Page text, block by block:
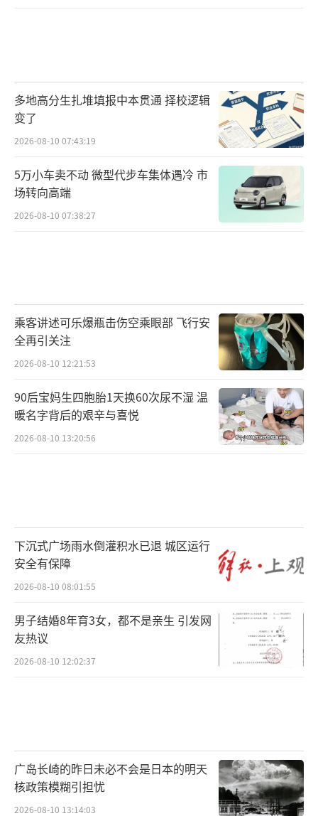
多地高分生扎堆填报中本贯通 择校逻辑
变了
2026-08-10 07:43:19
5万小车卖不动 微型代步车集体遇冷 市
场转向高端
2026-08-10 07:38:27
乘客讲述可乐爆瓶击伤空乘眼部 飞行安
全再引关注
2026-08-10 12:21:53
90后宝妈生四胞胎1天换60次尿不湿 温
暖名字背后的艰辛与喜悦
2026-08-10 13:20:56
下沉式广场雨水倒灌积水已退 城区运行
安全有保障
2026-08-10 08:01:55
男子结婚8年育3女，都不是亲生 引发网
友热议
2026-08-10 12:02:37
广岛长崎的昨日未必不会是日本的明天
核政策模糊引担忧
2026-08-10 13:14:03